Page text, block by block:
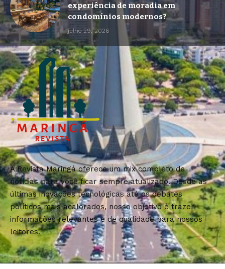
experiência de moradia em
condomínios modernos?
julho 29, 2026
A Revista Maringá oferece um mix completo de
notícias para você ficar sempre atualizado. Desde as
últimas inovações tecnológicas até os debates
políticos mais acalorados, nosso objetivo é trazer
informações relevantes e de qualidade para nossos
leitores.